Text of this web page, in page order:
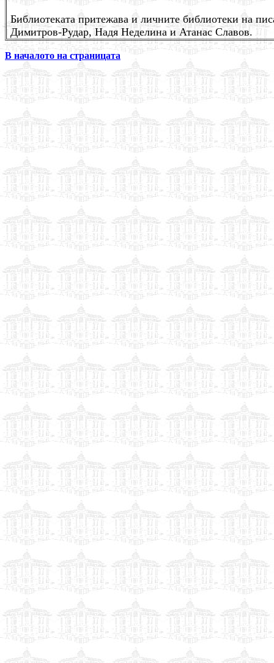
Библиотеката притежава и личните библиотеки на
Димитров-Рудар,Надя Неделина и Атанас Славов.
В началото на страницата